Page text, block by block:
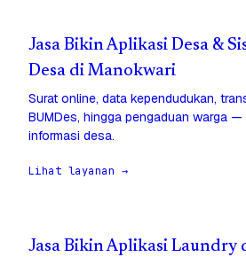
Jasa Bikin Aplikasi Desa &
Desa di Manokwari
Surat online, data kependudukan,
BUMDes, hingga pengaduan warga
informasi desa.
Lihat layanan →
Jasa Bikin Aplikasi Laundry